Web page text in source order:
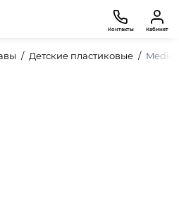
Контакты Кабинет
Детские пластиковые Medici